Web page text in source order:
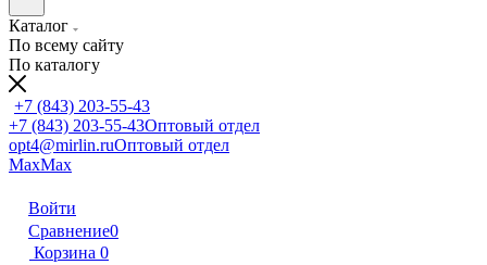
Каталог
По всему сайту
По каталогу
+7 (843) 203-55-43
+7 (843) 203-55-43Оптовый отдел
opt4@mirlin.ruОптовый отдел
MaxMax
Войти
Сравнение0
Корзина 0